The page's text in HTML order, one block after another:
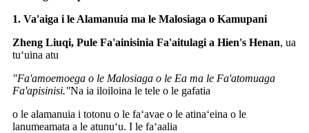
1. Va'aiga i le Alamanuia ma le Malosiaga o Kamupani
Zheng Liuqi, Pule Fa'ainisinia Fa'aitulagi a Hien's Henan, ua
tuʻuina atu
"Fa'amoemoega o le Malosiaga o le Ea ma le Fa'atomuaga
Fa'apisinisi."Na ia iloiloina le tele o le gafatia
o le alamanuia i totonu o le faʻavae o le atinaʻeina o le
lanumeamata a le atunuʻu. I le faʻaalia